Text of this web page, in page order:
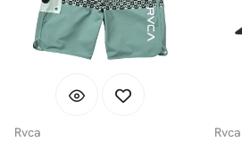
Rvca Rvca